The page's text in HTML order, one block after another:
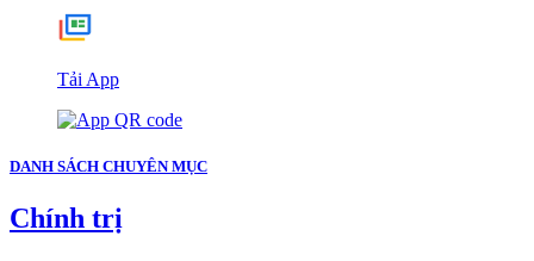
Tải App
DANH SÁCH CHUYÊN MỤC
Chính trị